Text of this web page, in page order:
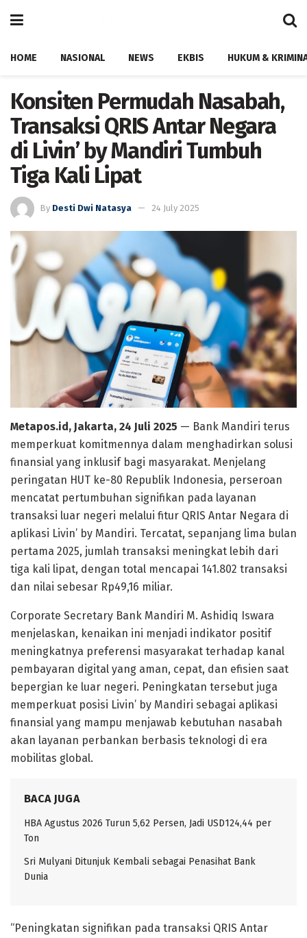
HOME NASIONAL NEWS EKBIS HUKUM &
Konsiten Permudah Nasabah,
Transaksi QRIS Antar Negara
di Livin’ by Mandiri Tumbuh
Tiga Kali Lipat
By Desti Dwi Natasya 24 July 2025
Metapos.id, Jakarta, 24 Juli 2025 — Bank Mandiri terus
memperkuat komitmennya dalam menghadirkan solusi
finansial yang inklusif bagi masyarakat. Menjelang
peringatan HUT ke-80 Republik Indonesia, perseroan
mencatat pertumbuhan signifikan pada layanan
transaksi luar negeri melalui fitur QRIS Antar Negara di
aplikasi Livin’ by Mandiri. Tercatat, sepanjang lima bulan
pertama 2025, jumlah transaksi meningkat lebih dari
tiga kali lipat, dengan total mencapai 141.802 transaksi
dan nilai sebesar Rp49,16 miliar.
Corporate Secretary Bank Mandiri M. Ashidiq Iswara
menjelaskan, kenaikan ini menjadi indikator positif
meningkatnya preferensi masyarakat terhadap kanal
pembayaran digital yang aman, cepat, dan efisien saat
bepergian ke luar negeri. Peningkatan tersebut juga
memperkuat posisi Livin’ by Mandiri sebagai aplikasi
finansial yang mampu menjawab kebutuhan nasabah
akan layanan perbankan berbasis teknologi di era
mobilitas global.
BACA JUGA
HBA Agustus 2026 Turun 5,62 Persen, Jadi USD124,44 per
Ton
Sri Mulyani Ditunjuk Kembali sebagai Penasihat Bank
Dunia
“Peningkatan signifikan pada transaksi QRIS Antar